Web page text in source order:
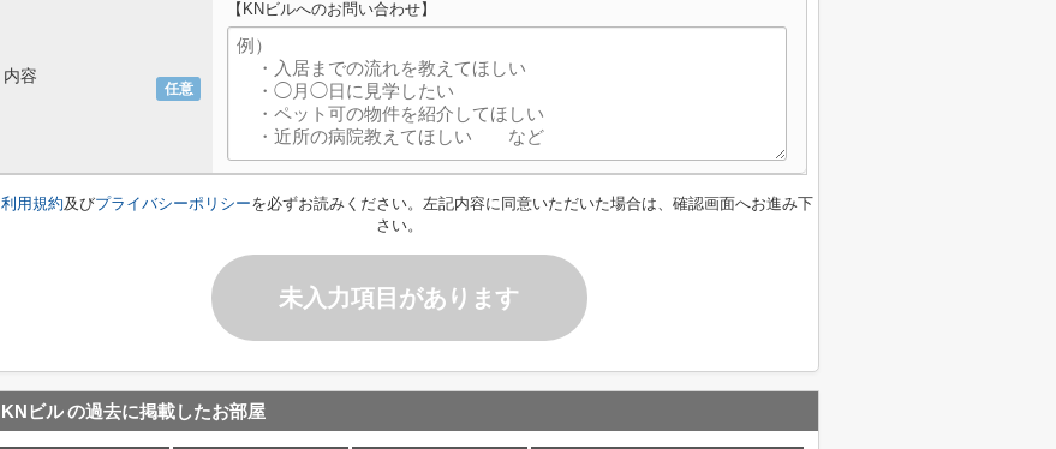
任意
内容
【KNビルへのお問い合わせ】
利用規約及びプライバシーポリシーを必ずお読みください。左記内容に同意いただいた場合は、確認画面へお進み下
さい。
未入力項目があります
KNビルの過去に掲載したお部屋